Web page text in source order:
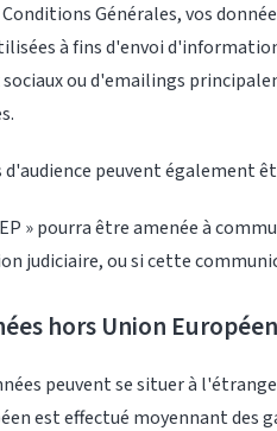
Conditions Générales, vos
à fins d'envoi
ou d'emailings
peuvent également
» pourra être amenée à
judiciaire, ou si cette
hors Union
peuvent se situer à
est effectué moyennant